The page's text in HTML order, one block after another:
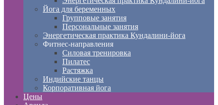
Йога для беременных
Групповые занятия
Персональные занятия
Энергетическая практика Кундалини-йога
Фитнес-направления
Силовая тренировка
Пилатес
Растяжка
Индийские танцы
Корпоративная йога
Цены